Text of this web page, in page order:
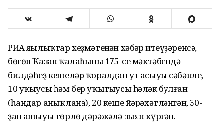
РИА яңылыҡтар хеҙмәтенән хәбәр итеүҙәренсә,
бөгөн Ҡазан ҡалаһының 175-се мәктәбендә
билдәһеҙ кешеләр ҡоралдан ут асыуы сәбәпле,
10 уҡыусы һәм бер уҡытыусы һәләк булған
(һандар аныҡлана), 20 кеше йәрәхәтләнгән, 30-
ҙан ашыуы төрлө дәрәжәлә зыян күргән.